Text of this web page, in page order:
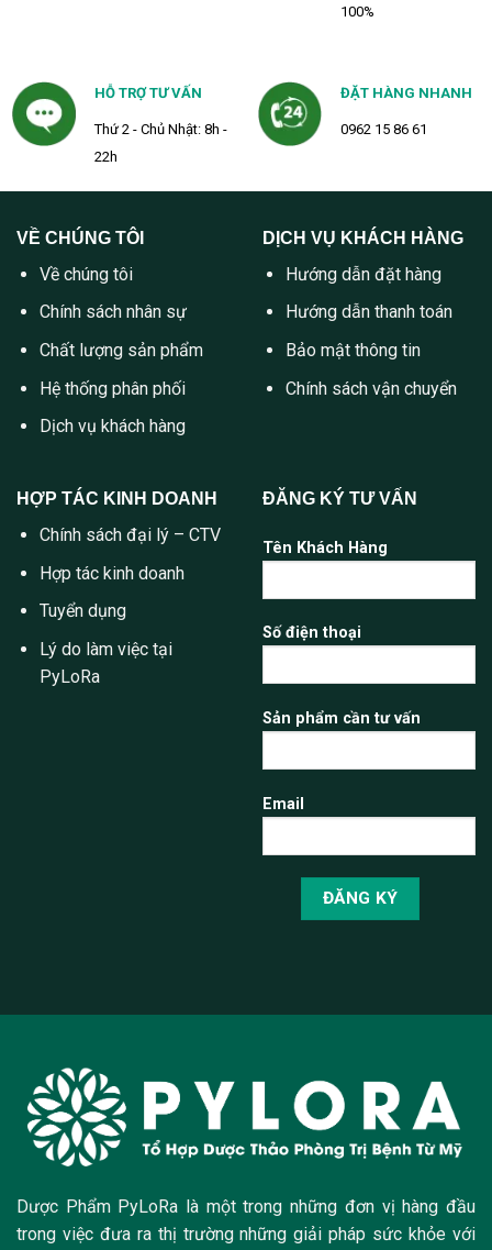
100%
HỖ TRỢ TƯ VẤN
Thứ 2 - Chủ Nhật: 8h -
22h
ĐẶT HÀNG NHANH
0962 15 86 61
VỀ CHÚNG TÔI
Về chúng tôi
Chính sách nhân sự
Chất lượng sản phẩm
Hệ thống phân phối
Dịch vụ khách hàng
DỊCH VỤ KHÁCH HÀNG
Hướng dẫn đặt hàng
Hướng dẫn thanh toán
Bảo mật thông tin
Chính sách vận chuyển
HỢP TÁC KINH DOANH
Chính sách đại lý – CTV
Hợp tác kinh doanh
Tuyển dụng
Lý do làm việc tại
PyLoRa
ĐĂNG KÝ TƯ VẤN
Tên Khách Hàng
Số điện thoại
Sản phẩm cần tư vấn
Email
Dược Phẩm PyLoRa là một trong những đơn vị hàng đầu
trong việc đưa ra thị trường những giải pháp sức khỏe với